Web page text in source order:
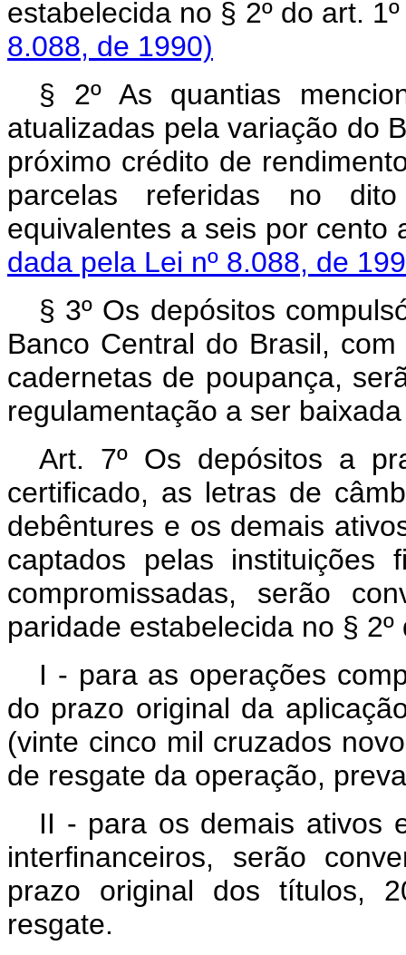
estabelecida no § 2º do art.
8.088, de 1990)
§ 2º As quantias
atualizadas pela variação do
próximo crédito de
parcelas referidas no
equivalentes a seis por cento
dada pela Lei nº 8.088, de
§ 3º Os depósitos
Banco Central do Brasil,
cadernetas de poupança,
regulamentação a ser
Art. 7º Os depósitos a
certificado, as letras de
debêntures e os demais
captados pelas instituições
compromissadas, serão
paridade estabelecida no §
I - para as operações
do prazo original da
(vinte cinco mil cruzados
de resgate da operação,
II - para os demais ativos
interfinanceiros, serão
prazo original dos títulos,
resgate.